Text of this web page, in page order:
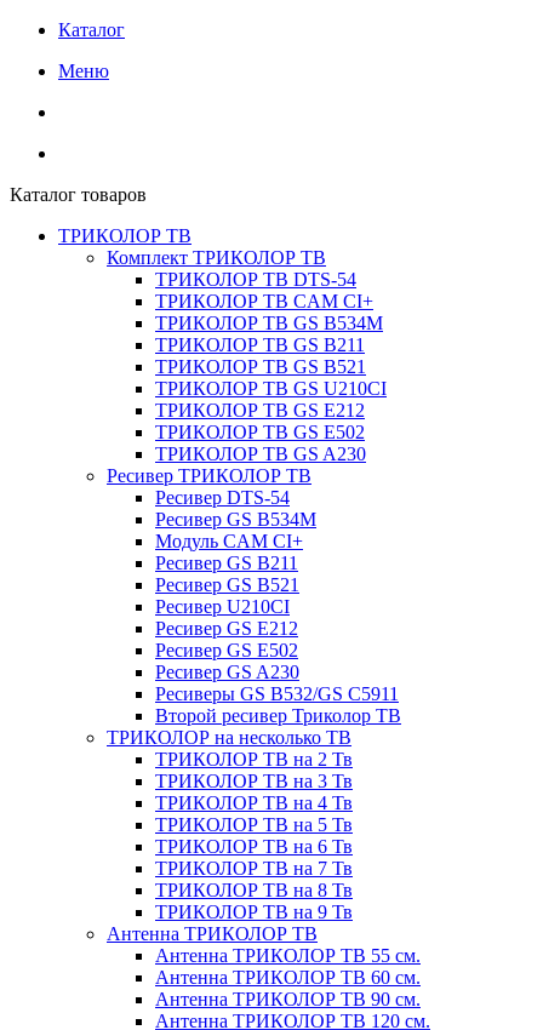
Каталог
Меню
Каталог товаров
ТРИКОЛОР ТВ
Комплект ТРИКОЛОР ТВ
ТРИКОЛОР ТВ DTS-54
ТРИКОЛОР ТВ CAM CI+
ТРИКОЛОР ТВ GS B534M
ТРИКОЛОР ТВ GS B211
ТРИКОЛОР ТВ GS B521
ТРИКОЛОР ТВ GS U210CI
ТРИКОЛОР ТВ GS E212
ТРИКОЛОР ТВ GS E502
ТРИКОЛОР ТВ GS A230
Ресивер ТРИКОЛОР ТВ
Ресивер DTS-54
Ресивер GS B534M
Модуль CAM CI+
Ресивер GS B211
Ресивер GS B521
Ресивер U210CI
Ресивер GS E212
Ресивер GS E502
Ресивер GS A230
Ресиверы GS B532/GS C5911
Второй ресивер Триколор ТВ
ТРИКОЛОР на несколько ТВ
ТРИКОЛОР ТВ на 2 Тв
ТРИКОЛОР ТВ на 3 Тв
ТРИКОЛОР ТВ на 4 Тв
ТРИКОЛОР ТВ на 5 Тв
ТРИКОЛОР ТВ на 6 Тв
ТРИКОЛОР ТВ на 7 Тв
ТРИКОЛОР ТВ на 8 Тв
ТРИКОЛОР ТВ на 9 Тв
Антенна ТРИКОЛОР ТВ
Антенна ТРИКОЛОР ТВ 55 см.
Антенна ТРИКОЛОР ТВ 60 см.
Антенна ТРИКОЛОР ТВ 90 см.
Антенна ТРИКОЛОР ТВ 120 см.